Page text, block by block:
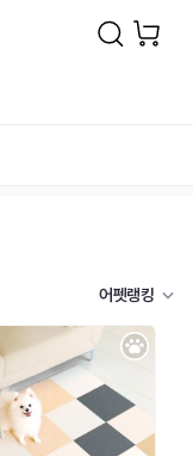
어펫랭킹